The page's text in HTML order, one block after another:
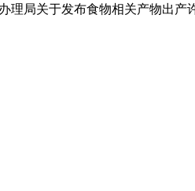
局关于发布食物相关产物出产